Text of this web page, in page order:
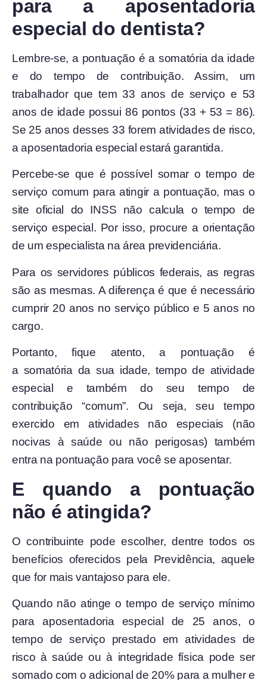
para a aposentadoria
especial do dentista?
Lembre-se, a pontuação é a somatória da idade
e do tempo de contribuição. Assim, um
trabalhador que tem 33 anos de serviço e 53
anos de idade possui 86 pontos (33 + 53 = 86).
Se 25 anos desses 33 forem atividades de risco,
a aposentadoria especial estará garantida.
Percebe-se que é possível somar o tempo de
serviço comum para atingir a pontuação, mas o
site oficial do INSS não calcula o tempo de
serviço especial. Por isso, procure a orientação
de um especialista na área previdenciária.
Para os servidores públicos federais, as regras
são as mesmas. A diferença é que é necessário
cumprir 20 anos no serviço público e 5 anos no
cargo.
Portanto, fique atento, a pontuação é
a somatória da sua idade, tempo de atividade
especial e também do seu tempo de
contribuição “comum”. Ou seja, seu tempo
exercido em atividades não especiais (não
nocivas à saúde ou não perigosas) também
entra na pontuação para você se aposentar.
E quando a pontuação
não é atingida?
O contribuinte pode escolher, dentre todos os
benefícios oferecidos pela Previdência, aquele
que for mais vantajoso para ele.
Quando não atinge o tempo de serviço mínimo
para aposentadoria especial de 25 anos, o
tempo de serviço prestado em atividades de
risco à saúde ou à integridade física pode ser
somado com o adicional de 20% para a mulher e